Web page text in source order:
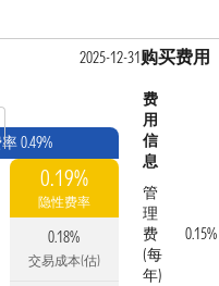
2025-12-31
0.49%
0.19%
隐性费率
0.18%
交易成本(估)
购买费用
费
用
信
息
管
理
费
(每
年)
0.15%